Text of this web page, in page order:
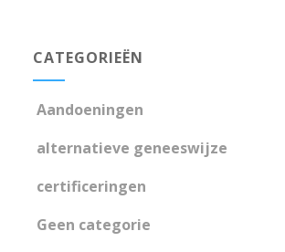
CATEGORIEËN
Aandoeningen
alternatieve geneeswijze
certificeringen
Geen categorie